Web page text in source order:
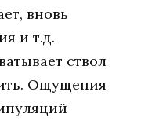
вновь
и т.д.
ствол
Ощущения